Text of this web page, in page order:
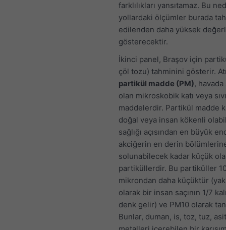
farklılıkları yansıtamaz. Bu
yollardaki ölçümler burada
edilenden daha yüksek
gösterecektir.
İkinci panel, Braşov için
çöl tozu) tahminini gösterir.
partikül madde (PM),
olan mikroskobik katı veya sıvı
maddelerdir. Partikül madde
doğal veya insan kökenli
sağlığı açısından en büyük
akciğerin en derin
solunabilecek kadar küçük
partiküllerdir. Bu partiküller
mikrondan daha küçüktür
olarak bir insan saçının 1/7
denk gelir) ve PM10 olarak
Bunlar, duman, is, toz, tuz,